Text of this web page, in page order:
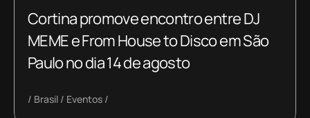
Cortina promove encontro entre DJ
MEME e From House to Disco em São
Paulo no dia 14 de agosto
Brasil Eventos